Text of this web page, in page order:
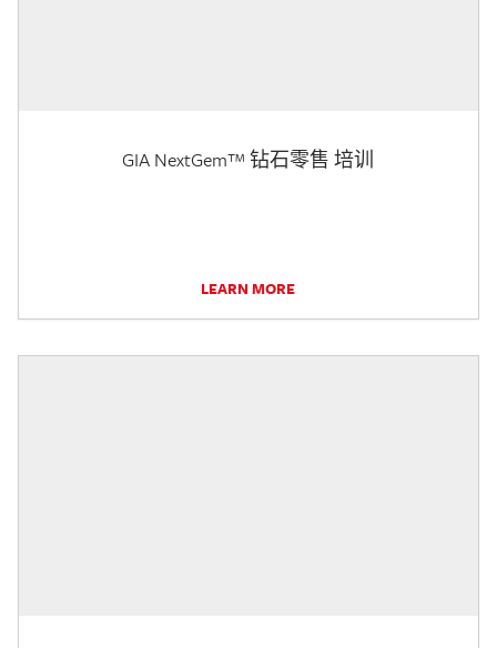
GIA NextGem™ 钻石零售 培训
LEARN MORE